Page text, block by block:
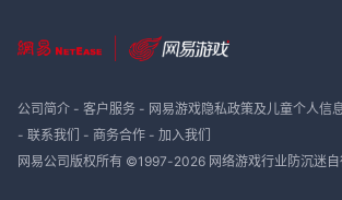
公司简介- 客户服务- 网易游戏隐私政策及儿童个人信
- 联系我们 - 商务合作- 加入我们
网易公司版权所有 ©1997-2026 网络游戏行业防沉迷